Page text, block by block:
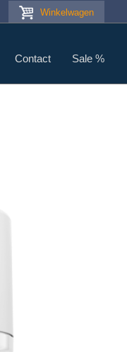
Winkelwagen
Contact Sale %